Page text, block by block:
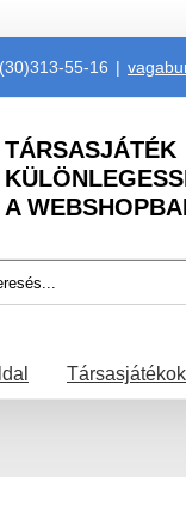
55-16 |
TÁRSASJÁTÉK
A
Társasjátékok